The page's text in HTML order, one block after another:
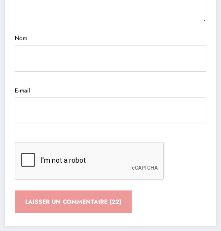
Nom
E-mail